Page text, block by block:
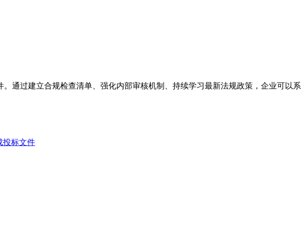
通过建立合规检查清单、强化内部审核机制、持续学习最新法规政策，企业可以系
投标文件